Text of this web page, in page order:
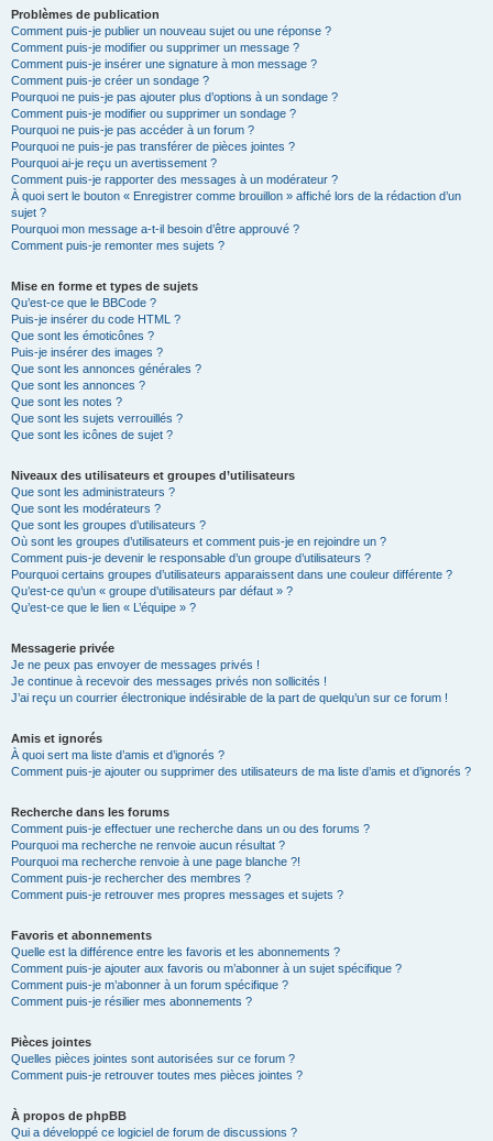
Problèmes de publication
Comment puis-je publier un nouveau sujet ou une réponse ?
Comment puis-je modifier ou supprimer un message ?
Comment puis-je insérer une signature à mon message ?
Comment puis-je créer un sondage ?
Pourquoi ne puis-je pas ajouter plus d’options à un sondage ?
Comment puis-je modifier ou supprimer un sondage ?
Pourquoi ne puis-je pas accéder à un forum ?
Pourquoi ne puis-je pas transférer de pièces jointes ?
Pourquoi ai-je reçu un avertissement ?
Comment puis-je rapporter des messages à un modérateur ?
À quoi sert le bouton « Enregistrer comme brouillon » affiché lors de la rédaction d’un
sujet ?
Pourquoi mon message a-t-il besoin d’être approuvé ?
Comment puis-je remonter mes sujets ?
Mise en forme et types de sujets
Qu’est-ce que le BBCode ?
Puis-je insérer du code HTML ?
Que sont les émoticônes ?
Puis-je insérer des images ?
Que sont les annonces générales ?
Que sont les annonces ?
Que sont les notes ?
Que sont les sujets verrouillés ?
Que sont les icônes de sujet ?
Niveaux des utilisateurs et groupes d’utilisateurs
Que sont les administrateurs ?
Que sont les modérateurs ?
Que sont les groupes d’utilisateurs ?
Où sont les groupes d’utilisateurs et comment puis-je en rejoindre un ?
Comment puis-je devenir le responsable d’un groupe d’utilisateurs ?
Pourquoi certains groupes d’utilisateurs apparaissent dans une couleur différente ?
Qu’est-ce qu’un « groupe d’utilisateurs par défaut » ?
Qu’est-ce que le lien « L’équipe » ?
Messagerie privée
Je ne peux pas envoyer de messages privés !
Je continue à recevoir des messages privés non sollicités !
J’ai reçu un courrier électronique indésirable de la part de quelqu’un sur ce forum !
Amis et ignorés
À quoi sert ma liste d’amis et d’ignorés ?
Comment puis-je ajouter ou supprimer des utilisateurs de ma liste d’amis et d’ignorés ?
Recherche dans les forums
Comment puis-je effectuer une recherche dans un ou des forums ?
Pourquoi ma recherche ne renvoie aucun résultat ?
Pourquoi ma recherche renvoie à une page blanche ?!
Comment puis-je rechercher des membres ?
Comment puis-je retrouver mes propres messages et sujets ?
Favoris et abonnements
Quelle est la différence entre les favoris et les abonnements ?
Comment puis-je ajouter aux favoris ou m’abonner à un sujet spécifique ?
Comment puis-je m’abonner à un forum spécifique ?
Comment puis-je résilier mes abonnements ?
Pièces jointes
Quelles pièces jointes sont autorisées sur ce forum ?
Comment puis-je retrouver toutes mes pièces jointes ?
À propos de phpBB
Qui a développé ce logiciel de forum de discussions ?